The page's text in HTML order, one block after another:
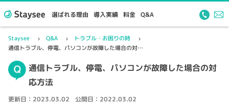
選ばれる理由 導入実績 料金 Q&A
Staysee Q&A
トラブル・お困りの時
通信トラブル、停電、パソコンが故障した場合の対応方法
通信トラブル、停電、パソコンが故障した場合の対
応方法
更新日： 2023.03.02 公開日： 2022.03.02